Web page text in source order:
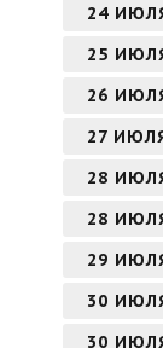
24
25
26
27
28
28
29
30
30